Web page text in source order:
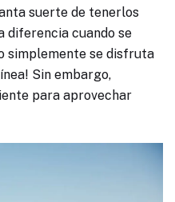
suerte de tenerlos
diferencia cuando se
simplemente se disfruta
Sin embargo,
para aprovechar